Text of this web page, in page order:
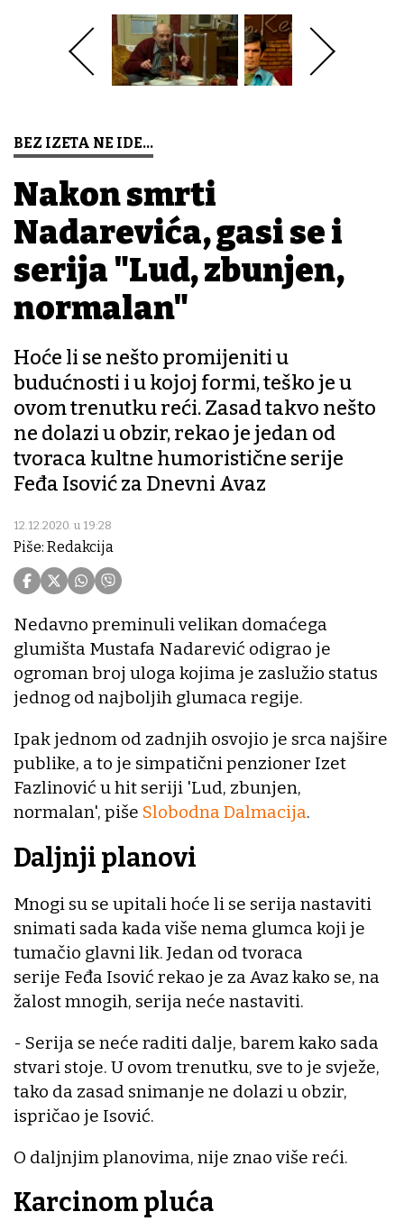
BEZ IZETA NE IDE...
Nakon smrti
Nadarevića, gasi se i
serija "Lud, zbunjen,
normalan"
Hoće li se nešto promijeniti u
budućnosti i u kojoj formi, teško je u
ovom trenutku reći. Zasad takvo nešto
ne dolazi u obzir, rekao je jedan od
tvoraca kultne humoristične serije
Feđa Isović za Dnevni Avaz
12.12.2020. u 19:28
Piše: Redakcija
Nedavno preminuli velikan domaćega
glumišta Mustafa Nadarević odigrao je
ogroman broj uloga kojima je zaslužio status
jednog od najboljih glumaca regije.
Ipak jednom od zadnjih osvojio je srca najšire
publike, a to je simpatični penzioner Izet
Fazlinović u hit seriji 'Lud, zbunjen,
normalan', piše Slobodna Dalmacija.
Daljnji planovi
Mnogi su se upitali hoće li se serija nastaviti
snimati sada kada više nema glumca koji je
tumačio glavni lik. Jedan od tvoraca
serije Feđa Isović rekao je za Avaz kako se, na
žalost mnogih, serija neće nastaviti.
- Serija se neće raditi dalje, barem kako sada
stvari stoje. U ovom trenutku, sve to je svježe,
tako da zasad snimanje ne dolazi u obzir,
ispričao je Isović.
O daljnjim planovima, nije znao više reći.
Karcinom pluća